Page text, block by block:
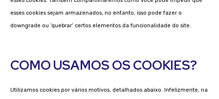
esses cookies sejam armazenados, no entanto, isso pode fazer o
downgrade ou ‘quebrar’ certos elementos da funcionalidade do site.
COMO USAMOS OS COOKIES?
Utilizamos cookies por vários motivos, detalhados abaixo. Infelizmente, na